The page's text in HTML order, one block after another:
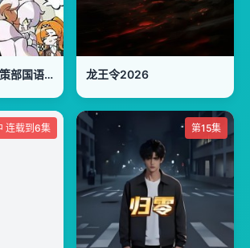
1999！神秘学对策部国语版 龙王令2026
连载到6集 第15集